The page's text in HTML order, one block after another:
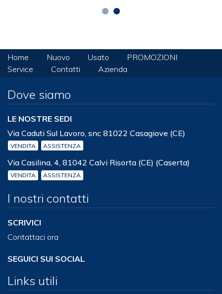
Home Nuovo Usato
PROMOZIONI
Service
Contatti Azienda
Dove siamo
LE NOSTRE SEDI
Via Caduti Sul Lavoro, snc 81022 Casagiove (CE)
VENDITA ASSISTENZA
Via Casilina, 4, 81042 Calvi Risorta (CE) (Caserta)
VENDITA ASSISTENZA
I nostri contatti
SCRIVICI
Contattaci ora
SEGUICI SUI SOCIAL
Links utili